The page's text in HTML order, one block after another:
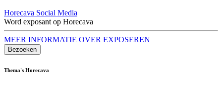
Horecava Social Media
Word exposant op Horecava
MEER INFORMATIE OVER EXPOSEREN
Bezoeken
Thema's Horecava